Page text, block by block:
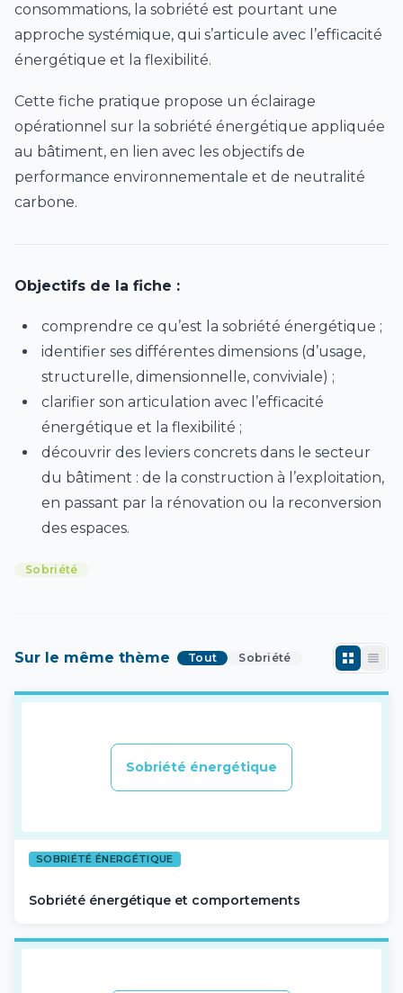
consommations, la sobriété est pourtant une
approche systémique, qui s’articule avec l’efficacité
énergétique et la flexibilité.
Cette fiche pratique propose un éclairage
opérationnel sur la sobriété énergétique appliquée
au bâtiment, en lien avec les objectifs de
performance environnementale et de neutralité
carbone.
Objectifs de la fiche :
comprendre ce qu’est la sobriété énergétique ;
identifier ses différentes dimensions (d’usage,
structurelle, dimensionnelle, conviviale) ;
clarifier son articulation avec l’efficacité
énergétique et la flexibilité ;
découvrir des leviers concrets dans le secteur
du bâtiment : de la construction à l’exploitation,
en passant par la rénovation ou la reconversion
des espaces.
Sobriété
Sur le même thème Tout Sobriété
Sobriété énergétique
SOBRIÉTÉ ÉNERGÉTIQUE
Sobriété énergétique et comportements